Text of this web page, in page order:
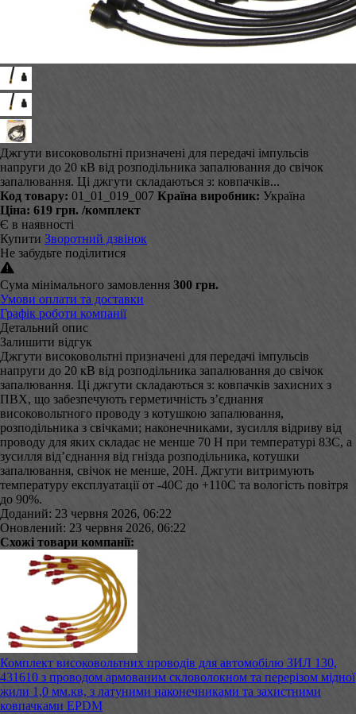
Джгути високовольтні призначені для передачі імпульсів
напруги до 20 кВ від розподільника запалювання до свічок
запалювання. Ці джгути складаються з: ковпачків...
Код товару: 01_01_019_007 Країна виробник: Україна
Ціна: 619 грн. /комплект
Є в наявності
Купити Зворотний дзвінок
Не забудьте поділитися
Сума мінімального замовлення 300 грн.
Умови оплати та доставки
Графік роботи компанії
Детальний опис
Залишити відгук
Джгути високовольтні призначені для передачі імпульсів
напруги до 20 кВ від розподільника запалювання до свічок
запалювання. Ці джгути складаються з: ковпачків захисних з
ПВХ, що забезпечують герметичність з’єднання
високовольтного проводу з котушкою запалювання,
розподільника з свічками; наконечниками, зусилля відриву від
проводу для яких складає не менше 70 Н при температурі 83С, а
зусилля від’єднання від гнізда розподільника, котушки
запалювання, свічок не менше, 20Н. Джгути витримують
температуру експлуатації от -40С до +110С та вологість повітря
до 90%.
Доданий: 23 червня 2026, 06:22
Оновлений: 23 червня 2026, 06:22
Схожі товари компанії:
Комплект високовольтних проводів для автомобілю ЗИЛ 130,
431610 з проводом армованим скловолокном та перерізом мідної
жили 1,0 мм.кв, з латуними наконечниками та захистними
ковпачками EPDM